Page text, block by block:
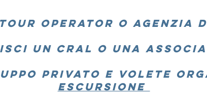
TOUR OPERATOR O AGENZIA
UN CRAL O UNA
PRIVATO E VOLETE
escursione